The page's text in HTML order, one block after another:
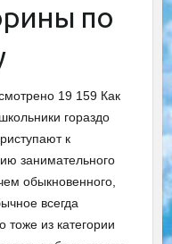
по
19 159 Как
гораздо
к
занимательного
обыкновенного,
всегда
тоже из категории